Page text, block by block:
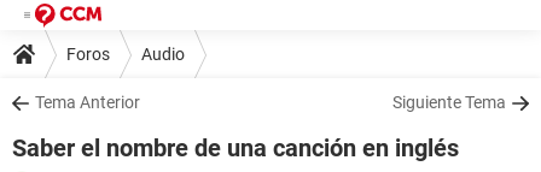
Foros Audio
Tema Anterior Siguiente Tema
Saber el nombre de una canción en inglés